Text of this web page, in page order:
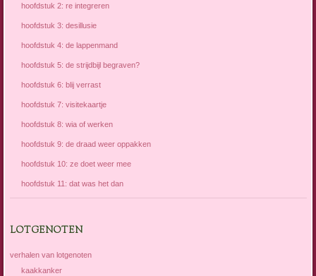
hoofdstuk 2: re integreren
hoofdstuk 3: desillusie
hoofdstuk 4: de lappenmand
hoofdstuk 5: de strijdbijl begraven?
hoofdstuk 6: blij verrast
hoofdstuk 7: visitekaartje
hoofdstuk 8: wia of werken
hoofdstuk 9: de draad weer oppakken
hoofdstuk 10: ze doet weer mee
hoofdstuk 11: dat was het dan
LOTGENOTEN
verhalen van lotgenoten
kaakkanker